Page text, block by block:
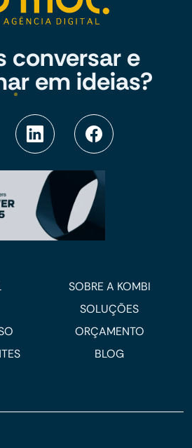
conversar e
em ideias?
SOBRE A KOMBI
SOLUÇÕES
ORÇAMENTO
BLOG